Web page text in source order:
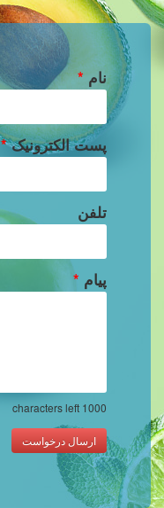
نام *
پست الکترونیک*
تلفن
پیام *
1000
ارسال درخواست